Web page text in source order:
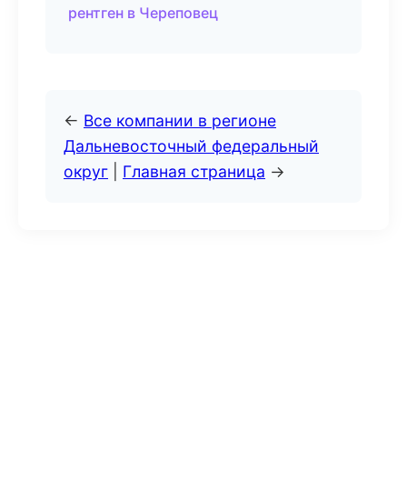
рентген в Череповец
← Все компании в регионе
Дальневосточный федеральный
округ
Главная страница →